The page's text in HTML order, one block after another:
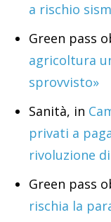
a rischio
Green pass
agricoltura
sprovvisto»
Sanità, in
privati a
rivoluzione
Green pass
rischia la